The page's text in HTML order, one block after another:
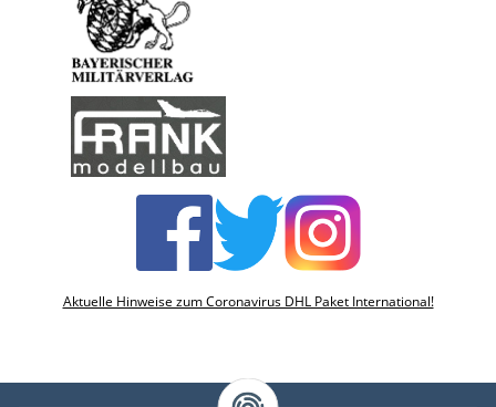
Aktuelle Hinweise zum Coronavirus DHL Paket International!